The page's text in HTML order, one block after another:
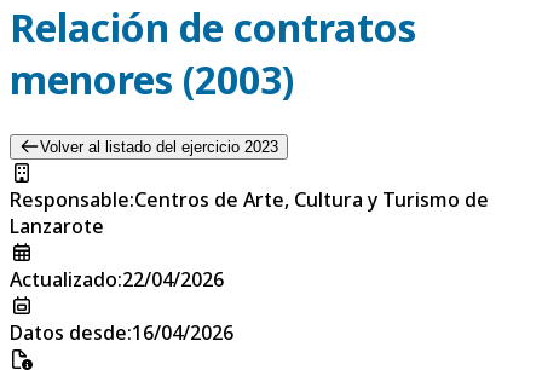
Relación de contratos
menores (2003)
Volver al listado del ejercicio 2023
Responsable:Centros de Arte, Cultura y Turismo de
Lanzarote
Actualizado:22/04/2026
Datos desde:16/04/2026